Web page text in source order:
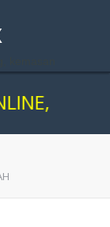
kemasan
KAMI